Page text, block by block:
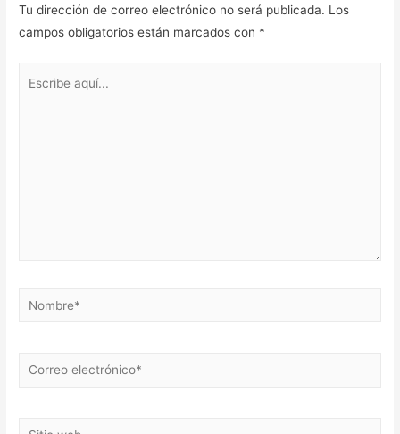
Tu dirección de correo electrónico no será publicada. Los
campos obligatorios están marcados con *
Nombre*
Correo
Sitio